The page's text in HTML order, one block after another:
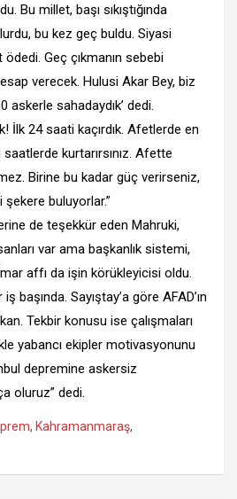
Bu millet, başı sıkıştığında
bu kez geç buldu. Siyasi
ödedi. Geç çıkmanın sebebi
verecek. Hulusi Akar Bey, biz
askerle sahadaydık’ dedi.
İlk 24 saati kaçırdık. Afetlerde en
kurtarırsınız. Afette
Birine bu kadar güç verirseniz,
şekere buluyorlar.”
de teşekkür eden Mahruki,
var ama başkanlık sistemi,
affı da işin körükleyicisi oldu.
başında. Sayıştay’a göre AFAD’ın
Tekbir konusu ise çalışmaları
yabancı ekipler motivasyonunu
depremine askersiz
oluruz” dedi.
, Kahramanmaraş,